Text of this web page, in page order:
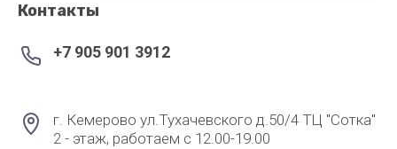
Контакты
+7 905 901 3912
г. Кемерово ул.Тухачевского д.50/4 ТЦ "Сотка"
2 - этаж, работаем с 12.00-19.00